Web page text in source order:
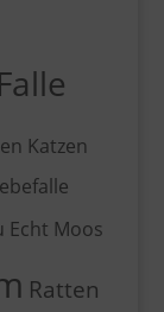
Falle
Katzen
Echt Moos
Ratten